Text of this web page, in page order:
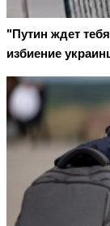
"Путин ждет
избиение